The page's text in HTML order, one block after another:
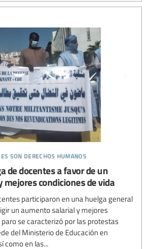
son derechos humanos
de docentes a favor de un
condiciones de vida
participaron en una huelga general
un aumento salarial y mejores
paro se caracterizó por las protestas
del Ministerio de Educación en
como en las...